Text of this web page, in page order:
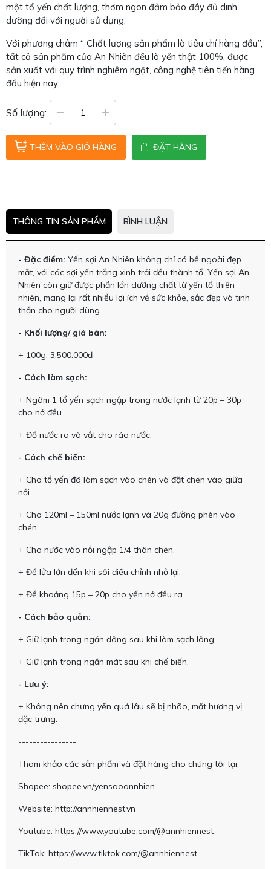
một tổ yến chất lượng, thơm ngon đảm bảo đầy đủ dinh
dưỡng đối với người sử dụng.
Với phương châm “ Chất lượng sản phẩm là tiêu chí hàng đầu”,
tất cả sản phẩm của An Nhiên đều là yến thật 100%, được
sản xuất với quy trình nghiêm ngặt, công nghệ tiên tiến hàng
đầu hiện nay.
Số lượng:
THÊM VÀO GIỎ HÀNG ĐẶT HÀNG
THÔNG TIN SẢN PHẨM BÌNH LUẬN
- Đặc điểm: Yến sợi An Nhiên không chỉ có bề ngoài đẹp
mắt, với các sợi yến trắng xinh trải đều thành tổ. Yến sợi An
Nhiên còn giữ được phần lớn dưỡng chất từ yến tổ thiên
nhiên, mang lại rất nhiều lợi ích về sức khỏe, sắc đẹp và tinh
thần cho người dùng.
- Khối lượng/ giá bán:
+ 100g: 3.500.000đ
- Cách làm sạch:
+ Ngâm 1 tổ yến sạch ngập trong nước lạnh từ 20p – 30p
cho nở đều.
+ Đổ nước ra và vắt cho ráo nước.
- Cách chế biến:
+ Cho tổ yến đã làm sạch vào chén và đặt chén vào giữa
nồi.
+ Cho 120ml – 150ml nước lạnh và 20g đường phèn vào
chén.
+ Cho nước vào nồi ngập 1/4 thân chén.
+ Để lửa lớn đến khi sôi điều chỉnh nhỏ lại.
+ Để khoảng 15p – 20p cho yến nở đều ra.
- Cách bảo quản:
+ Giữ lạnh trong ngăn đông sau khi làm sạch lông.
+ Giữ lạnh trong ngăn mát sau khi chế biến.
- Lưu ý:
+ Không nên chưng yến quá lâu sẽ bị nhão, mất hương vị
đặc trưng.
----------------
Tham khảo các sản phẩm và đặt hàng cho chúng tôi tại:
Shopee: shopee.vn/yensaoannhien
Website: http://annhiennest.vn
Youtube: https://www.youtube.com/@annhiennest
TikTok: https://www.tiktok.com/@annhiennest